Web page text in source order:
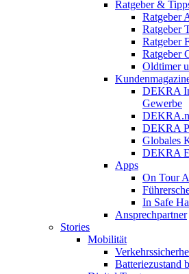
Ratgeber &
Ratgeber
Ratgeber
Ratgeber
Ratgeber
Oldtimer
DEKRA
Gewerbe
DEKRA
Globales
DEKRA
Apps
On Tour
In Safe
Ansprechpartner
Stories
Mobilität
Batteriezustand